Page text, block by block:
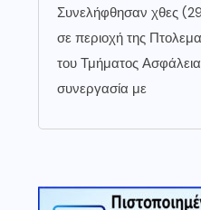
Συνελήφθησαν χθες
σε περιοχή της
του Τμήματος
συνεργασία με